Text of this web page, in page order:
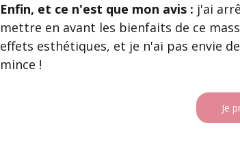
Enfin, et ce n'est que mon avis : j'ai
mettre en avant les bienfaits de ce
effets esthétiques, et je n'ai pas envie
mince !
Je